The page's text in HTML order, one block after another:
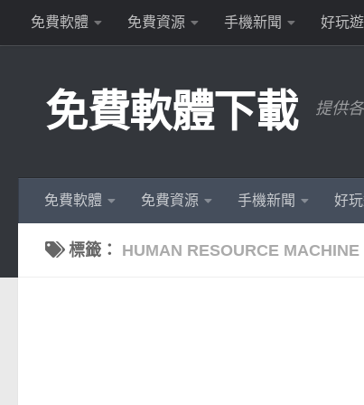
Skip to content
免費軟體 免費資源 手機新聞 好玩
免費軟體下載 提供
免費軟體 免費資源 手機新聞 好
標籤： HUMAN RESOURCE MACHINE